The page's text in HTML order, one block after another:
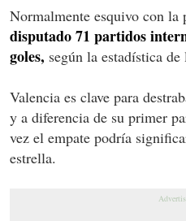
Normalmente esquivo con la
disputado 71 partidos
goles, según la estadística
Valencia es clave para
y a diferencia de su primer
vez el empate podría
estrella.